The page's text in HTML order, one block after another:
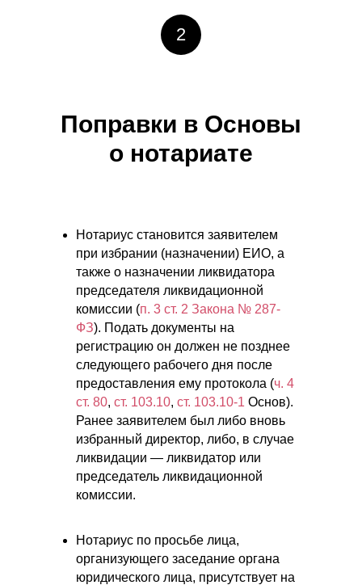
2
Поправки в Основы
о нотариате
Нотариус становится заявителем
при избрании (назначении) ЕИО, а
также о назначении ликвидатора
председателя ликвидационной
комиссии (п. 3 ст. 2 Закона № 287-
ФЗ). Подать документы на
регистрацию он должен не позднее
следующего рабочего дня после
предоставления ему протокола (ч. 4
ст. 80, ст. 103.10, ст. 103.10-1 Основ).
Ранее заявителем был либо вновь
избранный директор, либо, в случае
ликвидации — ликвидатор или
председатель ликвидационной
комиссии.
Нотариус по просьбе лица,
организующего заседание органа
юридического лица, присутствует на